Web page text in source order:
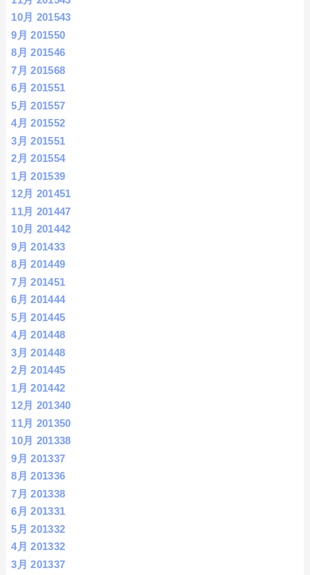
10月 201543
9月 201550
8月 201546
7月 201568
6月 201551
5月 201557
4月 201552
3月 201551
2月 201554
1月 201539
12月 201451
11月 201447
10月 201442
9月 201433
8月 201449
7月 201451
6月 201444
5月 201445
4月 201448
3月 201448
2月 201445
1月 201442
12月 201340
11月 201350
10月 201338
9月 201337
8月 201336
7月 201338
6月 201331
5月 201332
4月 201332
3月 201337